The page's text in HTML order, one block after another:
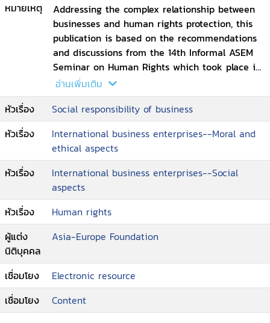
หมายเหตุ
Addressing the complex relationship between
businesses and human rights protection, this
publication is based on the recommendations
and discussions from the 14th Informal ASEM
Seminar on Human Rights which took place in
October 2014 in Viet Nam on the topic Human
Rights and Businesses. Topics cover the UN
Guiding Principles on Business and Human
Rights and their application to ASEM members,
particularly on state duty to protect human
rights against violations by businesses;
corporate responsibility and its contribution to
human rights implementation; monitoring,
reporting and access to remedies; and multi-
stakeholder cooperation. The 14th Informal
ASEM Seminar on Human Rights was organised
by ASEF, the Raoul Wallenberg Institute, the
International Development, and the Philippine
Department of Foreign Affairs. It was hosted by
the Vietnamese Ministry of Foreign Affairs.
อ่านเพิ่มเติม
หัวเรื่อง
Social responsibility of business
หัวเรื่อง
International business enterprises--Moral and
ethical aspects
หัวเรื่อง
International business enterprises--Social
aspects
หัวเรื่อง
Human rights
ผู้แต่ง
นิติบุคคล
Asia-Europe Foundation
เชื่อมโยง
Electronic resource
เชื่อมโยง
Content